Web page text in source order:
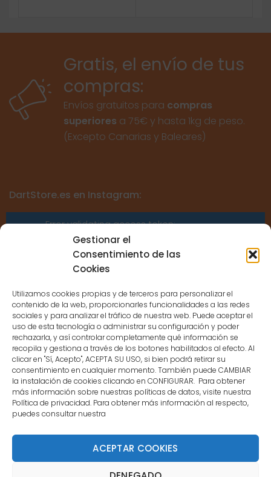
Gestionar el
Consentimiento de las
Cookies
Utilizamos cookies propias y de terceros para personalizar el
contenido de la web, proporcionarles funcionalidades a las redes
sociales y para analizar el tráfico de nuestra web. Puede aceptar el
uso de esta tecnología o administrar su configuración y poder
rechazarla, y así controlar completamente qué información se
recopila y gestiona a través de los botones habilitados al efecto. Al
clicar en "Sí, Acepto", ACEPTA SU USO, si bien podrá retirar su
consentimiento en cualquier momento. También puede CAMBIAR
la instalación de cookies clicando en CONFIGURAR. Para obtener
más información sobre nuestras políticas de datos, visite nuestra
Política de privacidad. Para obtener más información al respecto,
puedes consultar nuestra
ACEPTAR COOKIES
Gratis, el envío de tus
compras:
Envíos gratuitos para compras
superiores a 75€ y hasta 1kg de peso.
(Excepto Canarias y Baleares)
DartStore.es en Instagram:
Error validating access token:
Sessions for the user are not allowed
because the user is not a confirmed
CONTACTO
MENÚ PRINCIPAL
MI CUENTA
DOCUMENTACIÓN